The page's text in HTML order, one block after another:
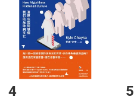
貨。
號，下載書籍後看書
4 5